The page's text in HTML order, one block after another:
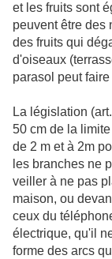
et les fruits sont
peuvent être des
des fruits qui
d'oiseaux
parasol peut
La législation
50 cm de la
de 2 m et à 2m
les branches ne
veiller à ne pas
maison, ou
ceux du
électrique, qu'il
forme des arcs